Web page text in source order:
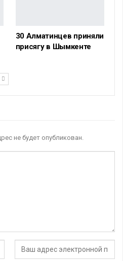
30 Алматинцев приняли
присягу в Шымкенте
не будет опубликован.